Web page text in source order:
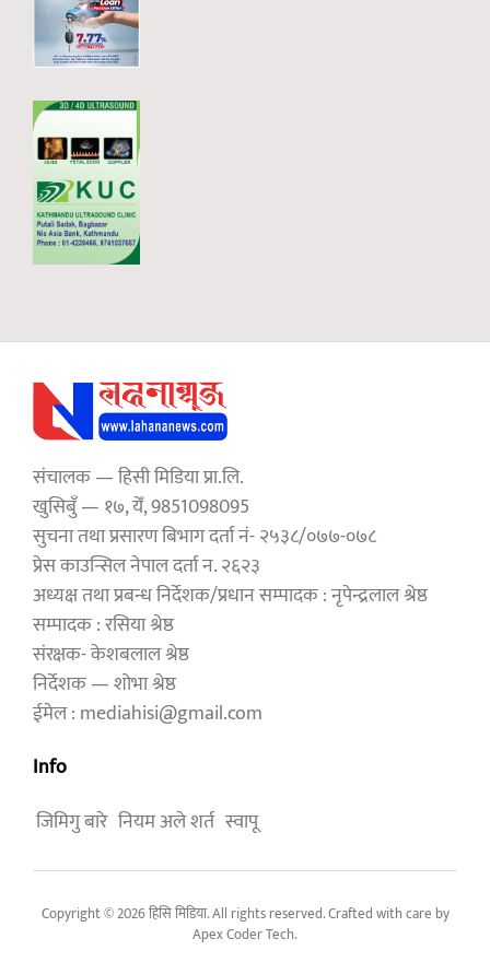
संचालक — हिसी मिडिया प्रा.लि.
खुसिबुँ — १७, येँ, 9851098095
सुचना तथा प्रसारण बिभाग दर्ता नं- २५३८/०७७-०७८
प्रेस काउन्सिल नेपाल दर्ता न. २६२३
अध्यक्ष तथा प्रबन्ध निर्देशक/प्रधान सम्पादक : नृपेन्द्रलाल श्रेष्ठ
सम्पादक : रसिया श्रेष्ठ
संरक्षक- केशबलाल श्रेष्ठ
निर्देशक — शोभा श्रेष्ठ
ईमेल : mediahisi@gmail.com
Info
जिमिगु बारे नियम अले शर्त स्वापू
Copyright © 2026 हिसि मिडिया. All rights reserved. Crafted with care by
Apex Coder Tech.